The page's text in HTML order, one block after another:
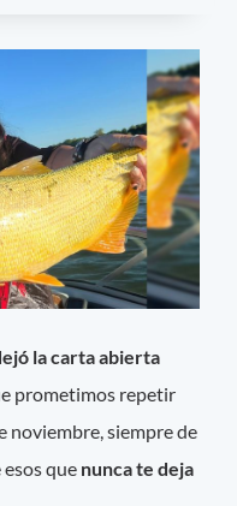
la carta abierta
prometimos repetir
noviembre, siempre de
esos que nunca te deja